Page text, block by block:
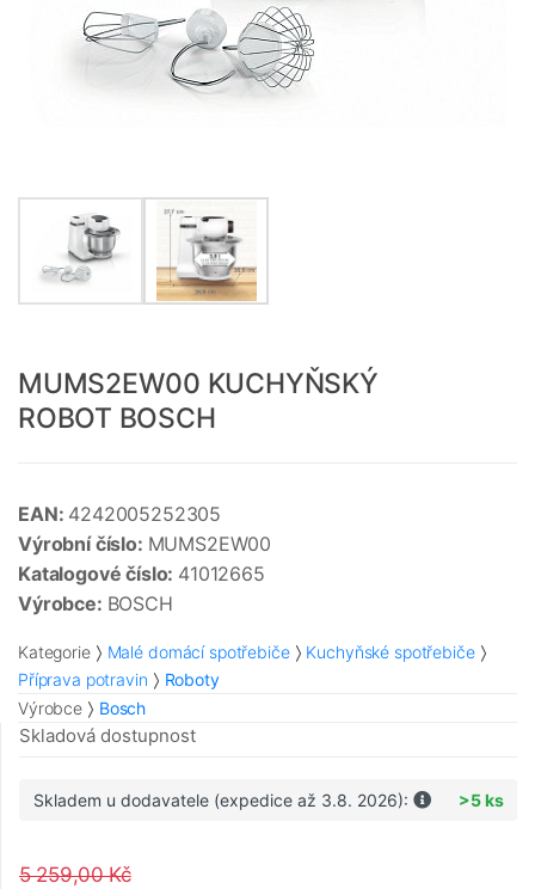
MUMS2EW00 KUCHYŇSKÝ
ROBOT BOSCH
EAN: 4242005252305
Výrobní číslo: MUMS2EW00
Katalogové číslo: 41012665
Výrobce: BOSCH
Kategorie Malé domácí spotřebiče
Kuchyňské spotřebiče
Příprava potravin
Roboty
Výrobce
Bosch
Skladová dostupnost
Skladem u dodavatele (expedice až 3.8. 2026): >5 ks
5 259,00 Kč